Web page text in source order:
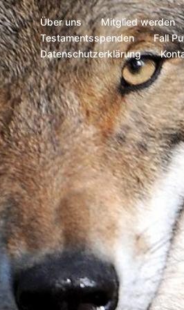
Über uns Mitglied werden
Testamentsspenden
Fall
Datenschutzerklärung